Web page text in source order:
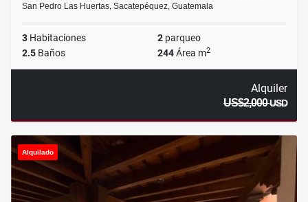
San Pedro Las Huertas, Sacatepéquez, Guatemala
3 Habitaciones 2 parqueo
2.5 Baños 244Área m2
Alquiler
US$2,000USD
Alquilado